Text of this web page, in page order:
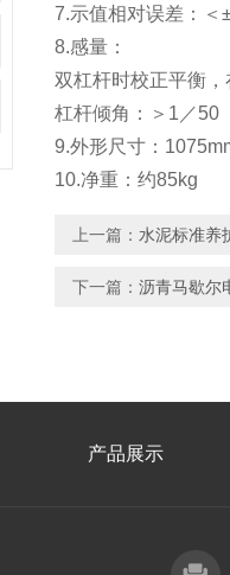
7.示值相对误差：＜
8.感量：
双杠杆时校正平衡
杠杆倾角：＞1／50
9.外形尺寸：
10.净重：约85kg
上一篇： 水泥标准养
下一篇： 沥青马歇尔
产品展示